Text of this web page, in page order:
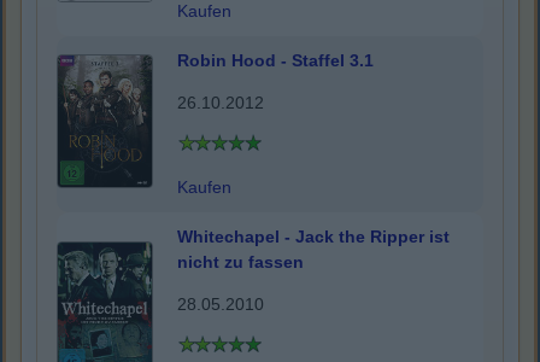
Kaufen
Robin Hood - Staffel 3.1
26.10.2012
Kaufen
Whitechapel - Jack the Ripper ist
nicht zu fassen
28.05.2010